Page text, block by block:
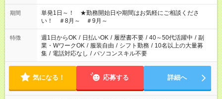
お気軽にご相談ください！
期間
単発1日～！ ★勤務開始日や期間はお気軽にご相談くださ
い！ ＃8月～ ＃9月～
特徴 週1日からOK / 日払いOK / 履歴書不要 / 40～50代活躍中 / 副
業・WワークOK / 服装自由 / シフト勤務 / 10名以上の大量募
集 / 電話対応なし / パソコンスキル不要
気になる！ 応募する 詳細へ